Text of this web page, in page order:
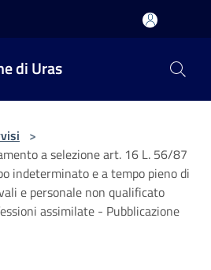
di Uras
>
a selezione art. 16 L. 56/87
indeterminato e a tempo pieno di
e personale non qualificato
assimilate - Pubblicazione